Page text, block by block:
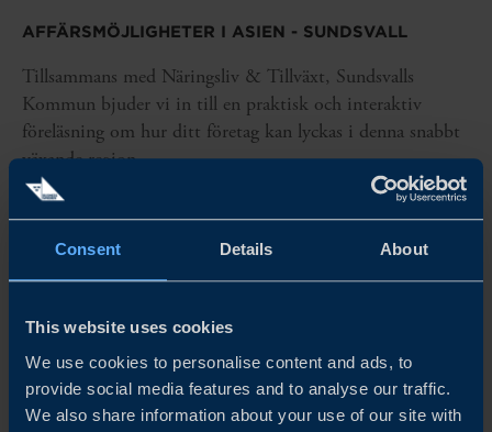
Consent Details About
This website uses cookies
We use cookies to personalise content and ads, to
provide social media features and to analyse our traffic.
We also share information about your use of our site with
AFFÄRSMÖJLIGHETER I ASIEN - SUNDSVALL
Tillsammans med Näringsliv & Tillväxt, Sundsvalls
Kommun bjuder vi in till en praktisk och interaktiv
föreläsning om hur ditt företag kan lyckas i denna snabbt
växande region.